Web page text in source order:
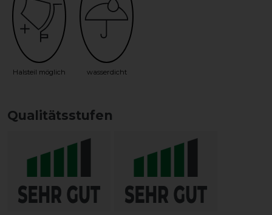
Halsteil möglich wasserdicht
Qualitätsstufen